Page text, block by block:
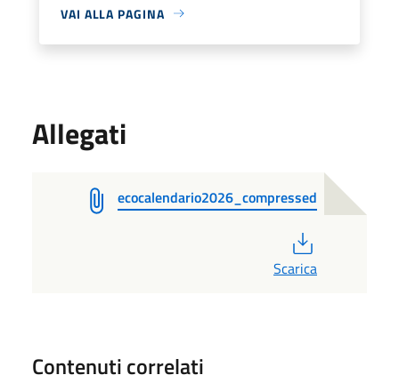
VAI ALLA PAGINA
Allegati
ecocalendario2026_compressed
Scarica
Contenuti correlati